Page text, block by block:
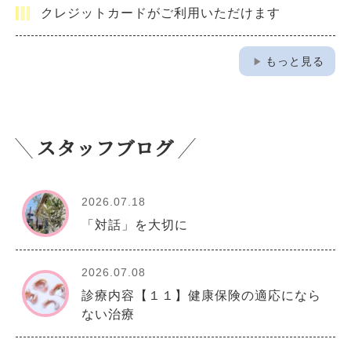
クレジットカードがご利用いただけます
play_arrow もっと見る
スタッフブログ
2026.07.18
「対話」を大切に
2026.07.08
診療内容【１１】健康保険の適応になら
ない治療